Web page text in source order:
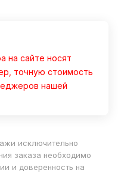
на сайте носят
точную стоимость
нашей
исключительно
заказа необходимо
и доверенность на